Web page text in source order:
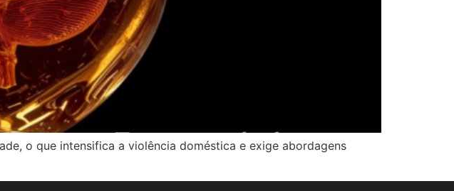
o que intensifica a violência doméstica e exige abordagens